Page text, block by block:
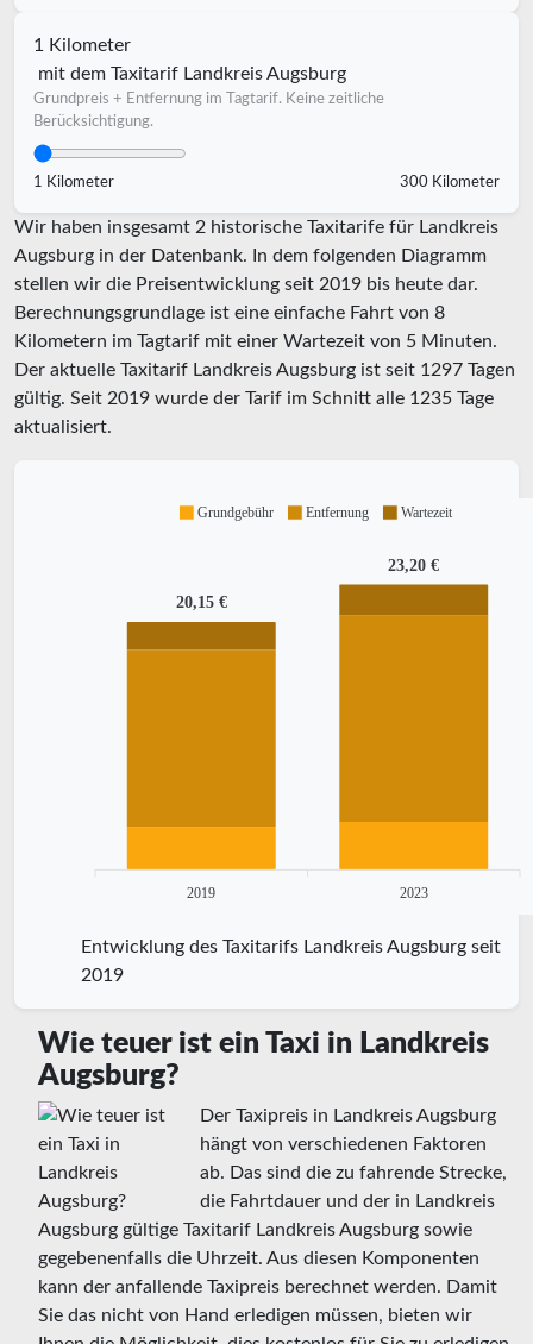
1 Kilometer
mit dem Taxitarif Landkreis Augsburg
Grundpreis + Entfernung im Tagtarif. Keine zeitliche
Berücksichtigung.
1 Kilometer 300 Kilometer
Wir haben insgesamt 2 historische Taxitarife für Landkreis
Augsburg in der Datenbank. In dem folgenden Diagramm
stellen wir die Preisentwicklung seit 2019 bis heute dar.
Berechnungsgrundlage ist eine einfache Fahrt von 8
Kilometern im Tagtarif mit einer Wartezeit von 5 Minuten.
Der aktuelle Taxitarif Landkreis Augsburg ist seit 1297 Tagen
gültig. Seit 2019 wurde der Tarif im Schnitt alle 1235 Tage
aktualisiert.
20,15 €
23,20 €
2019 2023
Grundgebühr Entfernung Wartezeit
Entwicklung des Taxitarifs Landkreis Augsburg seit
2019
Wie teuer ist ein Taxi in Landkreis
Augsburg?
Der Taxipreis in Landkreis Augsburg
hängt von verschiedenen Faktoren
ab. Das sind die zu fahrende Strecke,
die Fahrtdauer und der in Landkreis
Augsburg gültige Taxitarif Landkreis Augsburg sowie
gegebenenfalls die Uhrzeit. Aus diesen Komponenten
kann der anfallende Taxipreis berechnet werden. Damit
Sie das nicht von Hand erledigen müssen, bieten wir